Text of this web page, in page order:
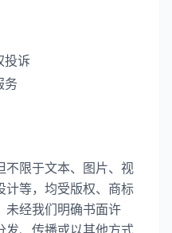
投诉
务
不限于文本、图片、视
计等，均受版权、商标
未经我们明确书面许
发、传播或以其他方式